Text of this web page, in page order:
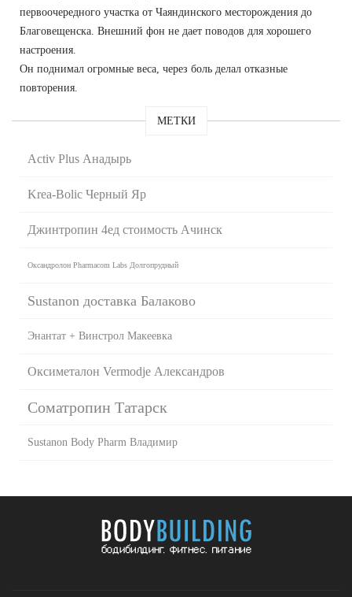
первоочередного участка от Чаяндинского месторождения до
Благовещенска. Внешний фон не дает поводов для хорошего
настроения.
Он поднимал огромные веса, через боль делал отказные
повторения.
МЕТКИ
Activ Plus Анадырь
Krea-Bolic Черный Яр
Джинтропин 4ед стоимость Ачинск
Оксандролон Pharmacom Labs Долгопрудный
Sustanon доставка Балаково
Энантат + Винстрол Макеевка
Оксиметалон Vermodje Александров
Cоматропин Татарск
Sustanon Body Pharm Владимир